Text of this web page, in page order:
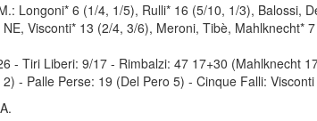
Longoni* 6 (1/4, 1/5), Rulli* 16 (5/10, 1/3), Balossi,
Visconti* 13 (2/4, 3/6), Meroni, Tibè, Mahlknecht*
- Tiri Liberi: 9/17 - Rimbalzi: 47 17+30 (Mahlknecht
- Palle Perse: 19 (Del Pero 5) - Cinque Falli: Visconti